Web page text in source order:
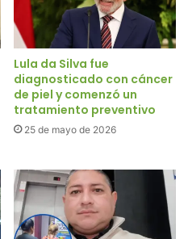
Lula da Silva fue
diagnosticado con cáncer
de piel y comenzó un
tratamiento preventivo
25 de mayo de 2026